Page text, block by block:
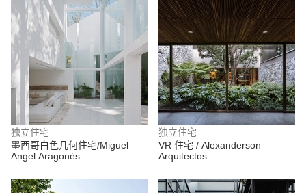
独立住宅
墨西哥白色几何住宅/Miguel
Angel Aragonés
独立住宅
VR 住宅 / Alexanderson
Arquitectos